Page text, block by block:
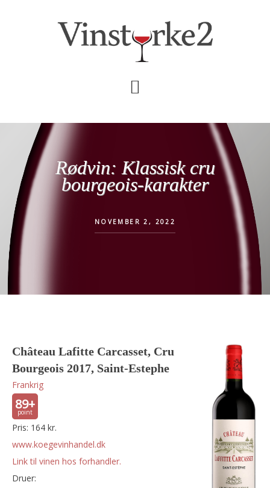
Rødvin: Klassisk cru
bourgeois-karakter
NOVEMBER 2, 2022
Château Lafitte Carcasset, Cru
Bourgeois 2017, Saint-Estephe
Frankrig
89+
Pris: 164 kr.
www.koegevinhandel.dk
Link til vinen hos forhandler.
Druer: